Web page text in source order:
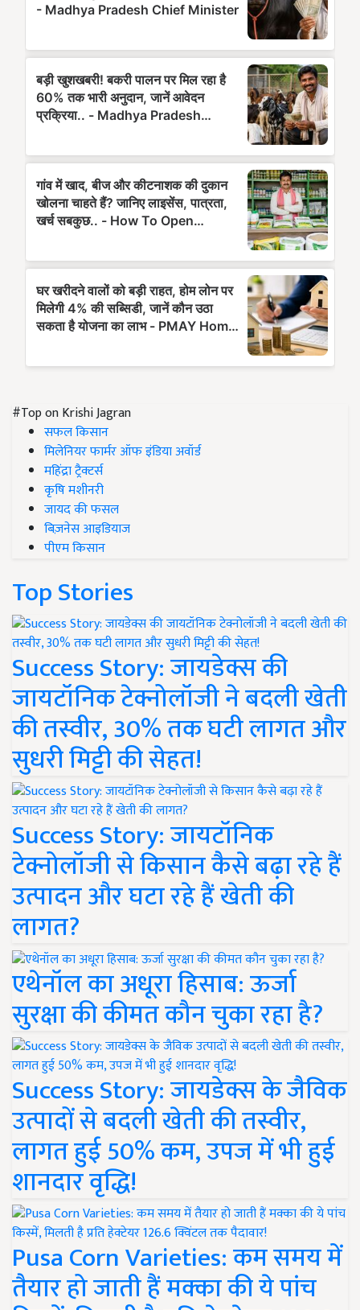
#Top on Krishi Jagran
सफल किसान
मिलेनियर फार्मर ऑफ इंडिया अवॉर्ड
महिंद्रा ट्रैक्टर्स
कृषि मशीनरी
जायद की फसल
बिज़नेस आइडियाज
पीएम किसान
Top Stories
Success Story: जायडेक्स की
जायटॉनिक टेक्नोलॉजी ने बदली खेती
की तस्वीर, 30% तक घटी लागत और
सुधरी मिट्टी की सेहत!
Success Story: जायटॉनिक
टेक्नोलॉजी से किसान कैसे बढ़ा रहे हैं
उत्पादन और घटा रहे हैं खेती की
लागत?
एथेनॉल का अधूरा हिसाब: ऊर्जा
सुरक्षा की कीमत कौन चुका रहा है?
Success Story: जायडेक्स के जैविक
उत्पादों से बदली खेती की तस्वीर,
लागत हुई 50% कम, उपज में भी हुई
शानदार वृद्धि!
Pusa Corn Varieties: कम समय में
तैयार हो जाती हैं मक्का की ये पांच